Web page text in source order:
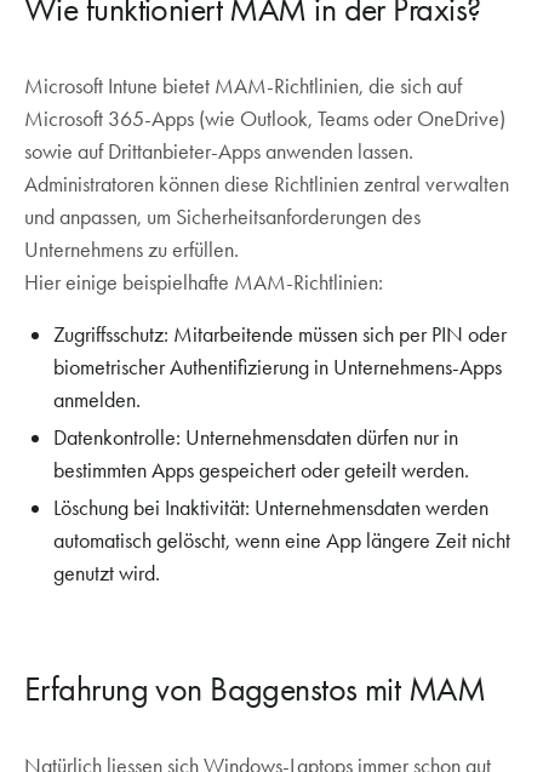
Wie funktioniert MAM in der Praxis?
Microsoft Intune bietet MAM-Richtlinien, die sich auf
Microsoft 365-Apps (wie Outlook, Teams oder OneDrive)
sowie auf Drittanbieter-Apps anwenden lassen.
Administratoren können diese Richtlinien zentral verwalten
und anpassen, um Sicherheitsanforderungen des
Unternehmens zu erfüllen.
Hier einige beispielhafte MAM-Richtlinien:
Zugriffsschutz: Mitarbeitende müssen sich per PIN oder
biometrischer Authentifizierung in Unternehmens-Apps
anmelden.
Datenkontrolle: Unternehmensdaten dürfen nur in
bestimmten Apps gespeichert oder geteilt werden.
Löschung bei Inaktivität: Unternehmensdaten werden
automatisch gelöscht, wenn eine App längere Zeit nicht
genutzt wird.
Erfahrung von Baggenstos mit MAM
Natürlich liessen sich Windows-Laptops immer schon gut